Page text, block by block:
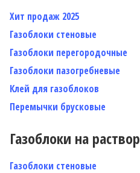
Хит продаж 2025
Газоблоки стеновые
Газоблоки перегородочные
Газоблоки пазогребневые
Клей для газоблоков
Перемычки брусковые
Газоблоки на раствор
Газоблоки стеновые